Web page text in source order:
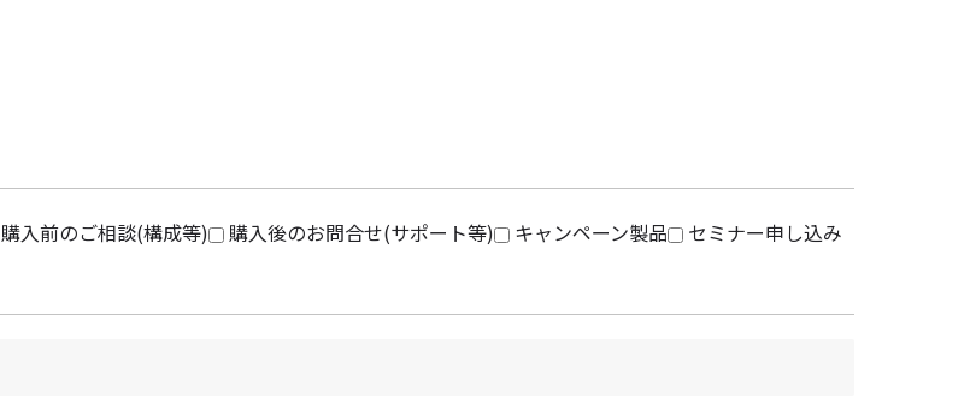
購入前のご相談(構成等) 購入後のお問合せ(サポート等) キャンペーン製品
セミナー申し込み